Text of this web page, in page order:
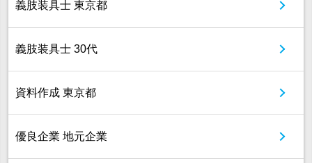
義肢装具士 東京都
義肢装具士 30代
資料作成 東京都
優良企業 地元企業